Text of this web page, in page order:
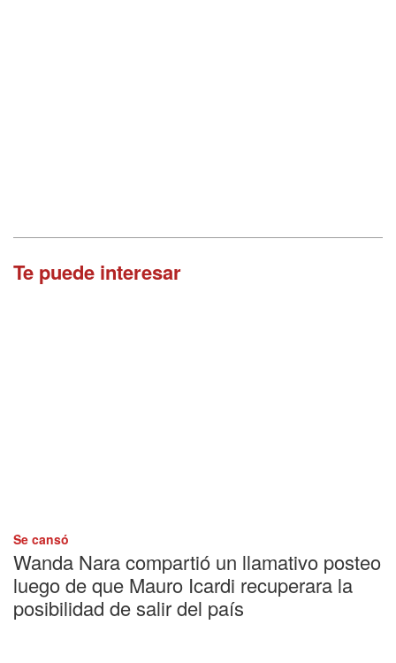
Te puede interesar
Se cansó
Wanda Nara compartió un llamativo posteo
luego de que Mauro Icardi recuperara la
posibilidad de salir del país